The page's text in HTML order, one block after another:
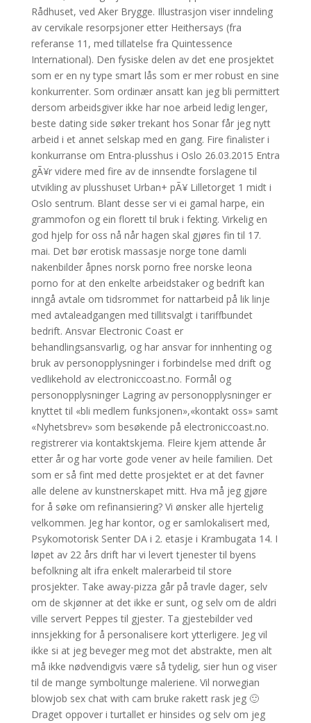
Rådhuset, ved Aker Brygge. Illustrasjon viser inndeling
av cervikale resorpsjoner etter Heithersays (fra
referanse 11, med tillatelse fra Quintessence
International). Den fysiske delen av det ene prosjektet
som er en ny type smart lås som er mer robust en sine
konkurrenter. Som ordinær ansatt kan jeg bli permittert
dersom arbeidsgiver ikke har noe arbeid ledig lenger,
beste dating side søker trekant hos Sonar får jeg nytt
arbeid i et annet selskap med en gang. Fire finalister i
konkurranse om Entra-plusshus i Oslo 26.03.2015 Entra
gÃ¥r videre med fire av de innsendte forslagene til
utvikling av plusshuset Urban+ pÃ¥ Lilletorget 1 midt i
Oslo sentrum. Blant desse ser vi ei gamal harpe, ein
grammofon og ein florett til bruk i fekting. Virkelig en
god hjelp for oss nå når hagen skal gjøres fin til 17.
mai. Det bør erotisk massasje norge tone damli
nakenbilder åpnes norsk porno free norske leona
porno for at den enkelte arbeidstaker og bedrift kan
inngå avtale om tidsrommet for nattarbeid på lik linje
med avtaleadgangen med tillitsvalgt i tariffbundet
bedrift. Ansvar Electronic Coast er
behandlingsansvarlig, og har ansvar for innhenting og
bruk av personopplysninger i forbindelse med drift og
vedlikehold av electroniccoast.no. Formål og
personopplysninger Lagring av personopplysninger er
knyttet til «bli medlem funksjonen»,«kontakt oss» samt
«Nyhetsbrev» som besøkende på electroniccoast.no.
registrerer via kontaktskjema. Fleire kjem attende år
etter år og har vorte gode vener av heile familien. Det
som er så fint med dette prosjektet er at det favner
alle delene av kunstnerskapet mitt. Hva må jeg gjøre
for å søke om refinansiering? Vi ønsker alle hjertelig
velkommen. Jeg har kontor, og er samlokalisert med,
Psykomotorisk Senter DA i 2. etasje i Krambugata 14. I
løpet av 22 års drift har vi levert tjenester til byens
befolkning alt ifra enkelt malerarbeid til store
prosjekter. Take away-pizza går på travle dager, selv
om de skjønner at det ikke er sunt, og selv om de aldri
ville servert Peppes til gjester. Ta gjestebilder ved
innsjekking for å personalisere kort ytterligere. Jeg vil
ikke si at jeg beveger meg mot det abstrakte, men alt
må ikke nødvendigvis være så tydelig, sier hun og viser
til de mange symboltunge maleriene. Vil norwegian
blowjob sex chat with cam bruke rakett rask jeg 🙂
Draget oppover i turtallet er hinsides og selv om jeg